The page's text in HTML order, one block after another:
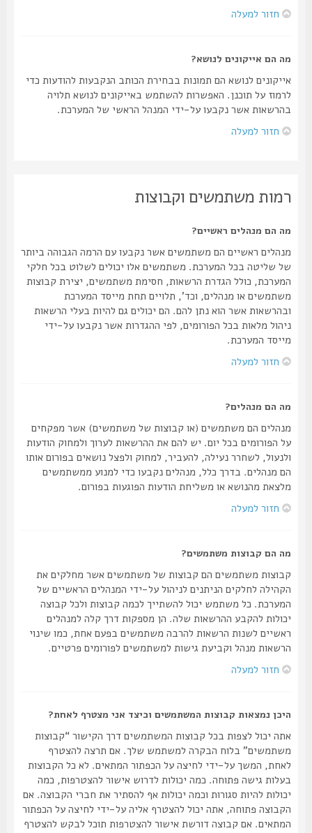
חזור למעלה
מה הם אייקונים לנושא?
אייקונים לנושא הם תמונות בבחירת הכותב הנקבעות להודעות כדי
לרמוז על תוכנן. האפשרות להשתמש באייקונים לנושא תלויה
בהרשאות אשר נקבעו על-ידי המנהל הראשי של המערכת.
חזור למעלה
רמות משתמשים וקבוצות
מה הם מנהלים ראשיים?
מנהלים ראשיים הם משתמשים אשר נקבעו עם הרמה הגבוהה ביותר
של שליטה בכל המערכת. משתמשים אלו יכולים לשלוט בכל חלקי
המערכת, כולל הגדרת הרשאות, חסימת משתמשים, יצירת קבוצות
משתמשים או מנהלים, וכד', תלויים תחת מייסד המערכת
ובהרשאות אשר הוא נתן להם. הם יכולים גם להיות בעלי הרשאות
ניהול מלאות בכל הפורומים, לפי ההגדרות אשר נקבעו על-ידי
מייסד המערכת.
חזור למעלה
מה הם מנהלים?
מנהלים הם משתמשים (או קבוצות של משתמשים) אשר מפקחים
על הפורומים בכל יום. יש להם את ההרשאות לערוך ולמחוק הודעות
ולנעול, לשחרר נעילה, להעביר, למחוק ולפצל נושאים בפורום אותו
הם מנהלים. בדרך כלל, מנהלים נקבעו כדי למנוע ממשתמשים
מלצאת מהנושא או משליחת הודעות הפוגעות בפורום.
חזור למעלה
מה הם קבוצות משתמשים?
קבוצות משתמשים הם קבוצות של משתמשים אשר מחלקים את
הקהילה לחלקים הניתנים לניהול על-ידי המנהלים הראשיים של
המערכת. כל משתמש יכול להשתייך לכמה קבוצות ולכל קבוצה
יכולות להקבע ההרשאות שלה. הן מספקות דרך קלה למנהלים
ראשיים לשנות הרשאות להרבה משתמשים בפעם אחת, כמו שינוי
הרשאות מנהל וקביעת גישות למשתמשים לפורומים פרטיים.
חזור למעלה
היכן נמצאות קבוצות המשתמשים וכיצד אני מצטרף לאחת?
אתה יכול לצפות בכל קבוצות המשתמשים דרך הקישור “קבוצות
משתמשים” בלוח הבקרה למשתמש שלך. אם תרצה להצטרף
לאחת, המשך על-ידי לחיצה על הכפתור המתאים. לא כל הקבוצות
בעלות גישה פתוחה. כמה יכולות לדרוש אישור להצטרפות, כמה
יכולות להיות סגורות וכמה יכולות אף להסתיר את חברי הקבוצה. אם
הקבוצה פתוחה, אתה יכול להצטרף אליה על-ידי לחיצה על הכפתור
המתאים. אם קבוצה דורשת אישור להצטרפות תוכל לבקש להצטרף